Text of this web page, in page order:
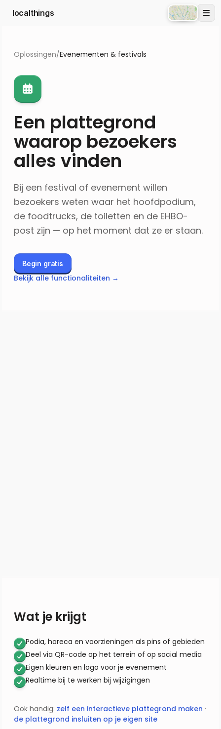
localthings
Atlas
Oplossingen/Evenementen & festivals
Een plattegrond
waarop bezoekers
alles vinden
Bij een festival of evenement willen
bezoekers weten waar het hoofdpodium,
de foodtrucks, de toiletten en de EHBO-
post zijn — op het moment dat ze er staan.
Begin gratis
Bekijk alle functionaliteiten →
Wat je krijgt
Podia, horeca en voorzieningen als pins of gebieden
Deel via QR-code op het terrein of op social media
Eigen kleuren en logo voor je evenement
Realtime bij te werken bij wijzigingen
Ook handig: zelf een interactieve plattegrond maken ·
de plattegrond insluiten op je eigen site